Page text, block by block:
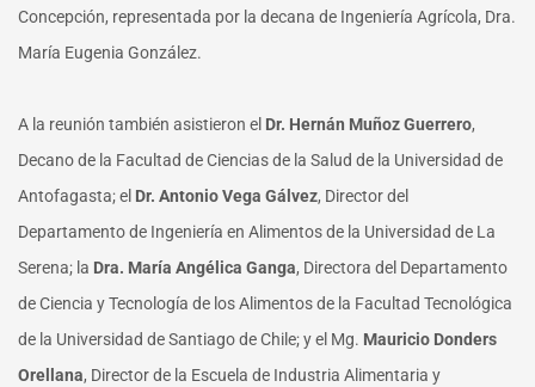
Concepción, representada por la decana de Ingeniería Agrícola, Dra.
María Eugenia González.
A la reunión también asistieron el Dr. Hernán Muñoz Guerrero,
Decano de la Facultad de Ciencias de la Salud de la Universidad de
Antofagasta; el Dr. Antonio Vega Gálvez, Director del
Departamento de Ingeniería en Alimentos de la Universidad de La
Serena; la Dra. María Angélica Ganga, Directora del Departamento
de Ciencia y Tecnología de los Alimentos de la Facultad Tecnológica
de la Universidad de Santiago de Chile; y el Mg. Mauricio Donders
Orellana, Director de la Escuela de Industria Alimentaria y